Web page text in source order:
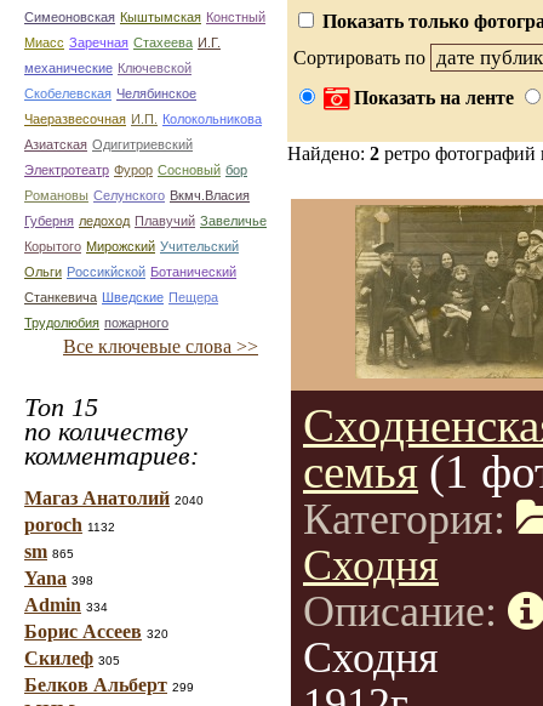
Симеоновская Кыштымская Констный
Миасс Заречная Стахеева И.Г.
механические Ключевской
Скобелевская Челябинское
Чаеразвесочная И.П.
Колокольникова
Азиатская Одигитриевский
Электротеатр Фурор Сосновый бор
Романовы Селунского Вкмч.Власия
Губерня ледоход Плавучий Завеличье
Корытого Мирожский Учительский
Ольги Россикйской Ботанический
Станкевича Шведские Пещера
Трудолюбия пожарного
Все ключевые слова >>
Топ 15
по количеству
комментариев:
Магаз Анатолий 2040
poroch 1132
sm 865
Yana 398
Admin 334
Борис Ассеев 320
Скилеф 305
Белков Альберт 299
Показать только
Сортировать по
Показать на ленте
Найдено: 2 ретро
семья (1
Категория:
Сходня
Описание:
Сходня